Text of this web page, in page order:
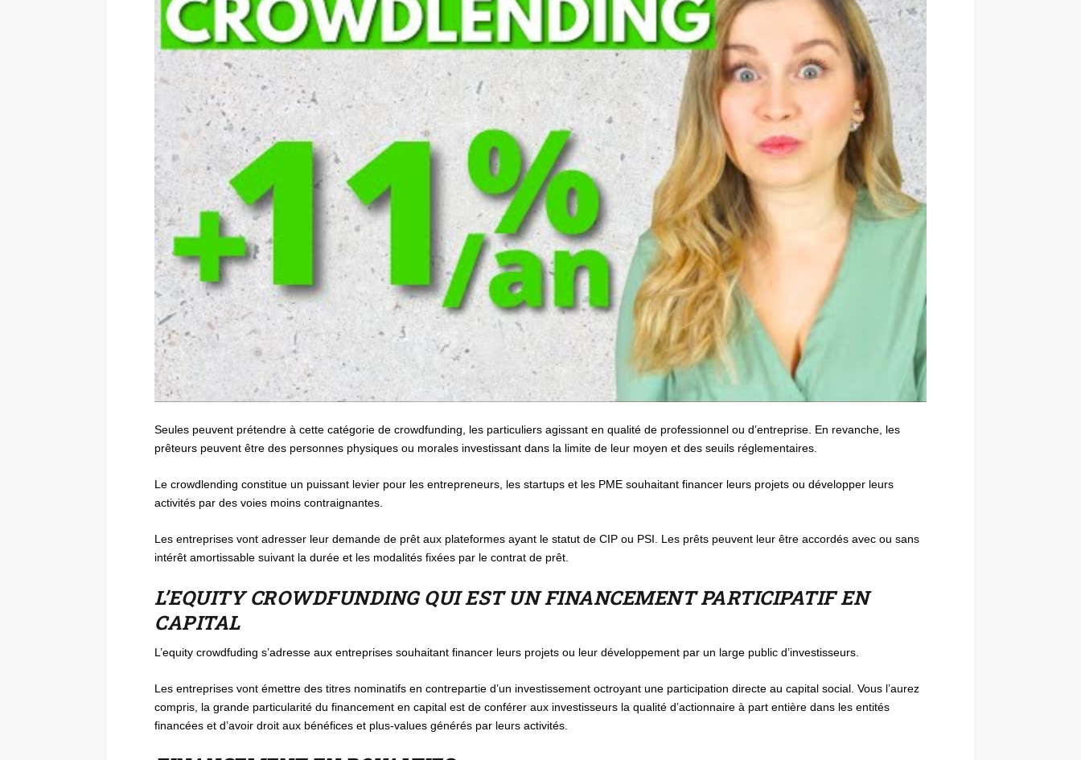
Seules peuvent prétendre à cette catégorie de crowdfunding, les particuliers agissant en qualité de professionnel ou d’entreprise. En revanche, les
prêteurs peuvent être des personnes physiques ou morales investissant dans la limite de leur moyen et des seuils réglementaires.
Le crowdlending constitue un puissant levier pour les entrepreneurs, les startups et les PME souhaitant financer leurs projets ou développer leurs
activités par des voies moins contraignantes.
Les entreprises vont adresser leur demande de prêt aux plateformes ayant le statut de CIP ou PSI. Les prêts peuvent leur être accordés avec ou sans
intérêt amortissable suivant la durée et les modalités fixées par le contrat de prêt.
L’EQUITY CROWDFUNDING QUI EST UN FINANCEMENT PARTICIPATIF EN
CAPITAL
L’equity crowdfuding s’adresse aux entreprises souhaitant financer leurs projets ou leur développement par un large public d’investisseurs.
Les entreprises vont émettre des titres nominatifs en contrepartie d’un investissement octroyant une participation directe au capital social. Vous l’aurez
compris, la grande particularité du financement en capital est de conférer aux investisseurs la qualité d’actionnaire à part entière dans les entités
financées et d’avoir droit aux bénéfices et plus-values générés par leurs activités.